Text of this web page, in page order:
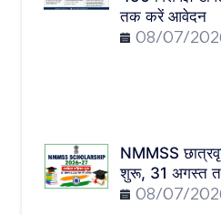
तक करें आवेदन
08/07/
NMMSS
शुरू, 31 अगस्त
08/07/